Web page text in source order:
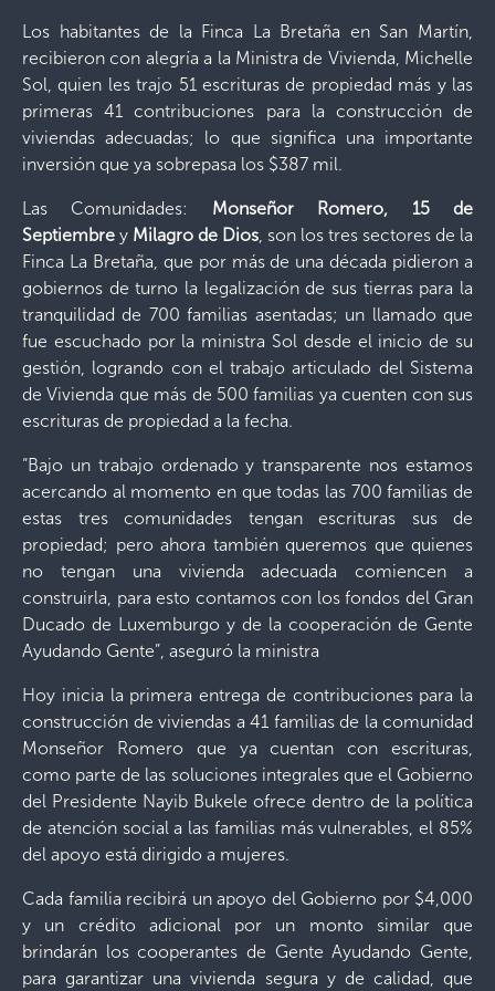
Los habitantes de la Finca La Bretaña en San Martín,
recibieron con alegría a la Ministra de Vivienda, Michelle
Sol, quien les trajo 51 escrituras de propiedad más y las
primeras 41 contribuciones para la construcción de
viviendas adecuadas; lo que significa una importante
inversión que ya sobrepasa los $387 mil.
Las Comunidades: Monseñor Romero, 15 de
Septiembre y Milagro de Dios, son los tres sectores de la
Finca La Bretaña, que por más de una década pidieron a
gobiernos de turno la legalización de sus tierras para la
tranquilidad de 700 familias asentadas; un llamado que
fue escuchado por la ministra Sol desde el inicio de su
gestión, logrando con el trabajo articulado del Sistema
de Vivienda que más de 500 familias ya cuenten con sus
escrituras de propiedad a la fecha.
“Bajo un trabajo ordenado y transparente nos estamos
acercando al momento en que todas las 700 familias de
estas tres comunidades tengan escrituras sus de
propiedad; pero ahora también queremos que quienes
no tengan una vivienda adecuada comiencen a
construirla, para esto contamos con los fondos del Gran
Ducado de Luxemburgo y de la cooperación de Gente
Ayudando Gente”, aseguró la ministra
Hoy inicia la primera entrega de contribuciones para la
construcción de viviendas a 41 familias de la comunidad
Monseñor Romero que ya cuentan con escrituras,
como parte de las soluciones integrales que el Gobierno
del Presidente Nayib Bukele ofrece dentro de la política
de atención social a las familias más vulnerables, el 85%
del apoyo está dirigido a mujeres.
Cada familia recibirá un apoyo del Gobierno por $4,000
y un crédito adicional por un monto similar que
brindarán los cooperantes de Gente Ayudando Gente,
para garantizar una vivienda segura y de calidad, que